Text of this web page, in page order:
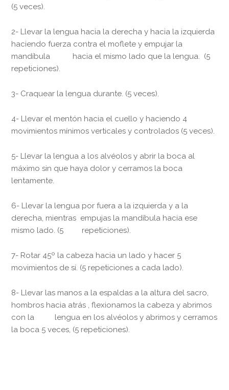
(5 veces).
2- Llevar la lengua hacia la derecha y hacia la izquierda
haciendo fuerza contra el moflete y empujar la
mandíbula hacia el mismo lado que la lengua. (5
repeticiones).
3- Craquear la lengua durante. (5 veces).
4- Llevar el mentón hacia el cuello y haciendo 4
movimientos mínimos verticales y controlados (5 veces).
5- Llevar la lengua a los alvéolos y abrir la boca al
máximo sin que haya dolor y cerramos la boca
lentamente.
6- Llevar la lengua por fuera a la izquierda y a la
derecha, mientras empujas la mandíbula hacia ese
mismo lado. (5 repeticiones).
7- Rotar 45º la cabeza hacia un lado y hacer 5
movimientos de sí. (5 repeticiones a cada lado).
8- Llevar las manos a la espaldas a la altura del sacro,
hombros hacia atrás , flexionamos la cabeza y abrimos
con la lengua en los alvéolos y abrimos y cerramos
la boca 5 veces, (5 repeticiones).